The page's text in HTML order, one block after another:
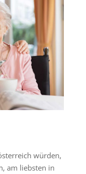
würden,
am liebsten in